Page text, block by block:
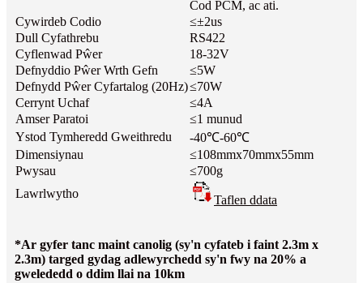
Cod PCM, ac ati.
Cywirdeb Codio
≤±2us
Dull Cyfathrebu
RS422
Cyflenwad Pŵer
18-32V
Defnyddio Pŵer Wrth Gefn
≤5W
Defnydd Pŵer Cyfartalog (20Hz)≤70W
Cerrynt Uchaf
≤4A
Amser Paratoi
≤1 munud
Ystod Tymheredd Gweithredu
-40℃-60℃
Dimensiynau
≤108mmx70mmx55mm
Pwysau
≤700g
Lawrlwytho
Taflen ddata
*Ar gyfer tanc maint canolig (sy'n cyfateb i faint 2.3m x
2.3m) targed gydag adlewyrchedd sy'n fwy na 20% a
gwelededd o ddim llai na 10km